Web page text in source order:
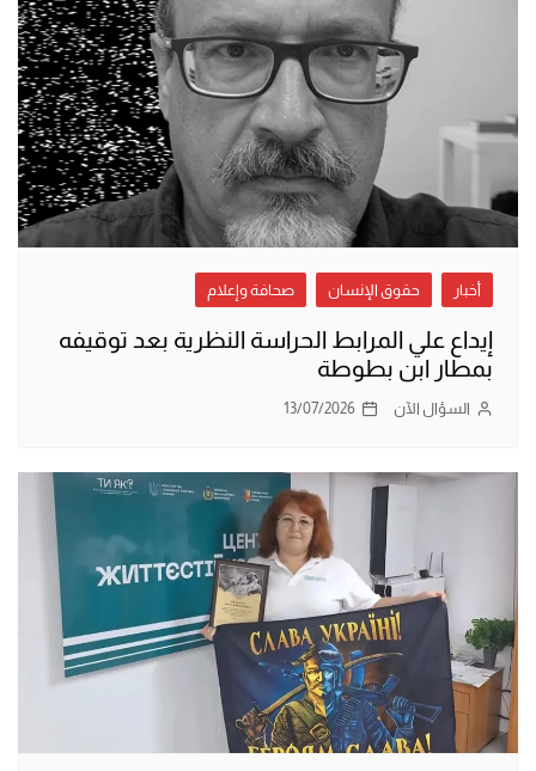
أخبار حقوق الإنسان صحافة وإعلام
إيداع علي المرابط الحراسة النظرية بعد توقيفه
بمطار ابن بطوطة
السؤال الآن 13/07/2026